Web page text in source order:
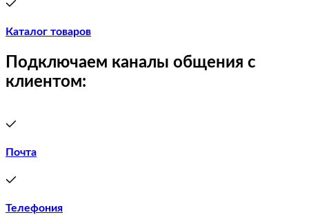
Каталог товаров
Подключаем каналы общения с
клиентом:
Почта
Телефония